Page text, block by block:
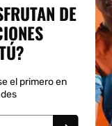
DE
el primero en